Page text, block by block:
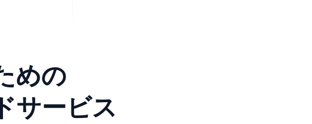
めの
サービス